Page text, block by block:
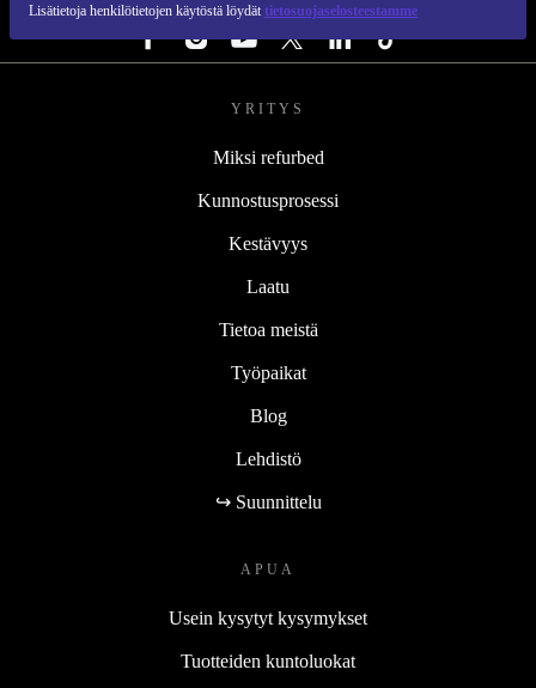
Lisätietoja henkilötietojen käytöstä löydät tietosuojaselosteestamme
YRITYS
Miksi refurbed
Kunnostusprosessi
Kestävyys
Laatu
Tietoa meistä
Työpaikat
Blog
Lehdistö
↪ Suunnittelu
APUA
Usein kysytyt kysymykset
Tuotteiden kuntoluokat